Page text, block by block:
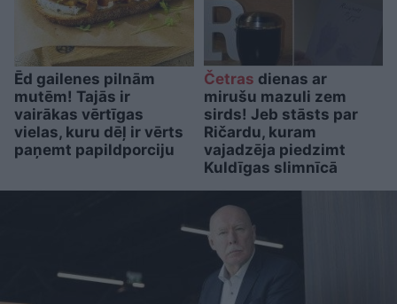
Ēd gailenes pilnām
mutēm! Tajās ir
vairākas vērtīgas
vielas, kuru dēļ ir vērts
paņemt papildporciju
Četras dienas ar
mirušu mazuli zem
sirds! Jeb stāsts par
Ričardu, kuram
vajadzēja piedzimt
Kuldīgas slimnīcā